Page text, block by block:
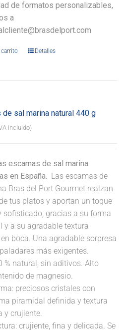
de formatos personalizables,
a
carrito Detalles
de sal marina natural 440 g
incluido)
escamas de sal marina
en España. Las escamas de
Bras del Port Gourmet realzan
tus platos y aportan un toque
sofisticado, gracias a su forma
y a su agradable textura
boca. Una agradable sorpresa
más exigentes.
% natural, sin aditivos. Alto
de magnesio.
preciosos cristales con
piramidal definida y textura
y crujiente.
crujiente, fina y delicada. Se